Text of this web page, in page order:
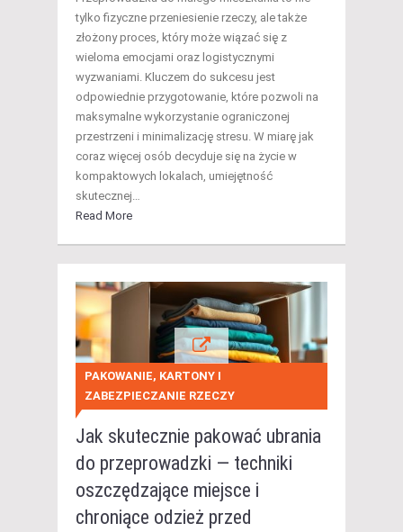
tylko fizyczne przeniesienie rzeczy, ale także
złożony proces, który może wiązać się z
wieloma emocjami oraz logistycznymi
wyzwaniami. Kluczem do sukcesu jest
odpowiednie przygotowanie, które pozwoli na
maksymalne wykorzystanie ograniczonej
przestrzeni i minimalizację stresu. W miarę jak
coraz więcej osób decyduje się na życie w
kompaktowych lokalach, umiejętność
skutecznej…
Read More
PAKOWANIE, KARTONY I
ZABEZPIECZANIE RZECZY
Jak skutecznie pakować ubrania
do przeprowadzki — techniki
oszczędzające miejsce i
chroniące odzież przed